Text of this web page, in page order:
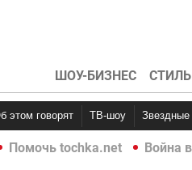
ШОУ-БИЗНЕС СТИЛЬ
Об этом говорят ТВ-шоу
Помочь tochka.net Война